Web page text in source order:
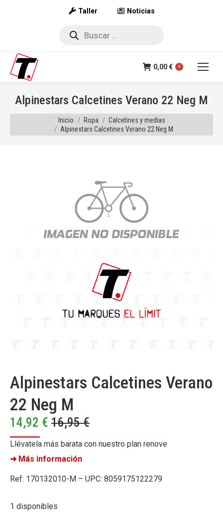
Taller Noticias
Búsqueda
0,00€ 0
Alpinestars Calcetines Verano 22 Neg M
Estás aquí:
Inicio Ropa
Calcetines y medias
Alpinestars Calcetines Verano 22 Neg M
Alpinestars Calcetines Verano
22 Neg M
14,92 € 16,95€
Llévatela más barata con nuestro plan renove
➜ Más información
Ref: 170132010-M – UPC: 8059175122279
1 disponibles